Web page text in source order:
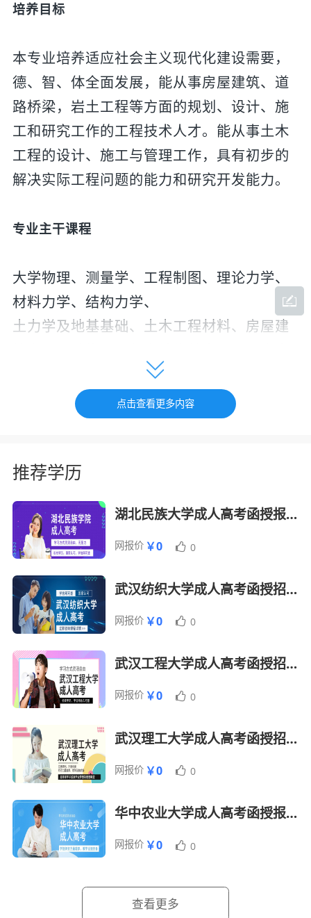
培养目标
本专业培养适应社会主义现代化建设需要，
德、智、体全面发展，能从事房屋建筑、道
路桥梁，岩土工程等方面的规划、设计、施
工和研究工作的工程技术人才。能从事土木
工程的设计、施工与管理工作，具有初步的
解决实际工程问题的能力和研究开发能力。
专业主干课程
大学物理、测量学、工程制图、理论力学、
材料力学、结构力学、
土力学及地基基础、土木工程材料、房屋建
工程施工、工程概预算。
主要就业方向
毕业生可在设计与科研院所、施工企业、政
府职能部门、各类开发公司等从事土木工程
设计与研究、施工技术与管理、基本建设管
理、工程咨询、工程质量监督与监理工作
课程优势
中国教育部考试中心主办，主考院校华中科
技大学颁发法学本科毕业证书，网上电子注
【易学易通过】
（1）考前有辅导资料，课程设置强调实用
性，通过率高。
（2）可以升本，就业前景都广为看好。
成人高考考试时间
点击查看更多内容
推荐学历
湖北民族大学成人高考函授报名招生简章
网报价 ￥0 0
武汉纺织大学成人高考函授招生简章
网报价 ￥0 0
武汉工程大学成人高考函授招生报名简章
网报价 ￥0 0
武汉理工大学成人高考函授招生报名简章
网报价 ￥0 0
华中农业大学成人高考函授报名招生简章
网报价 ￥0 0
查看更多